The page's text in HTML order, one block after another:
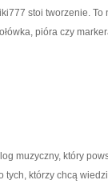
stoi tworzenie.
pióra czy
muzyczny, który
tych, którzy chcą